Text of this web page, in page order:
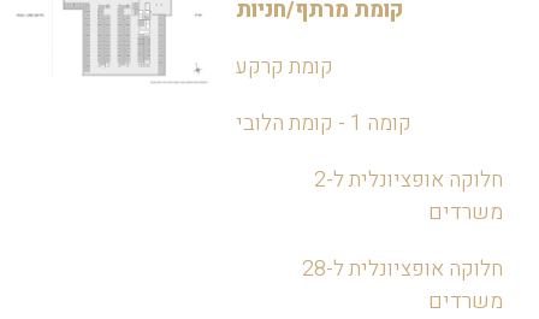
קומת מרתף/חניות
קומת קרקע
קומה 1 - קומת הלובי
חלוקה אופציונלית ל-2
משרדים
חלוקה אופציונלית ל-28
משרדים